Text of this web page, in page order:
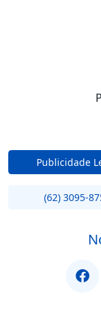
Publicidade
(62) 3095-